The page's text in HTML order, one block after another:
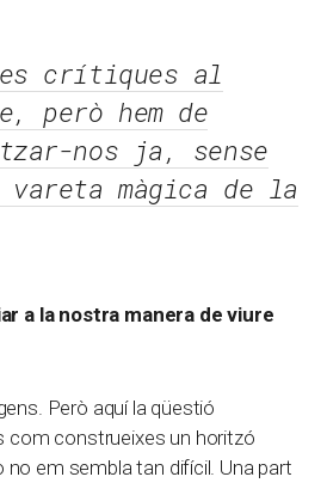
les crítiques al
però hem de
nos ja, sense
màgica de la
a la nostra manera de viure
Però aquí la qüestió
com construeixes un horitzó
no em sembla tan difícil. Una part